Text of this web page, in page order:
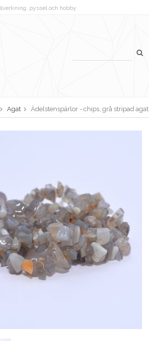
pyssel och hobby
Agat Ädelstenspärlor - chips, grå stripad agat